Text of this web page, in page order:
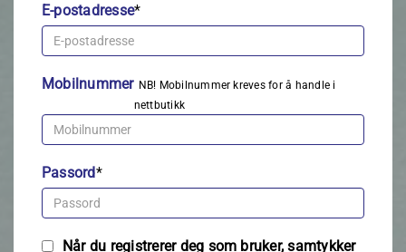
E-postadresse*
Mobilnummer NB! Mobilnummer kreves for å handle i
nettbutikk
Passord*
Når du registrerer deg som bruker, samtykker